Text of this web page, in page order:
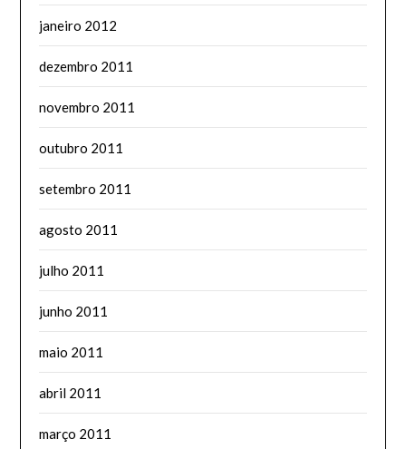
janeiro 2012
dezembro 2011
novembro 2011
outubro 2011
setembro 2011
agosto 2011
julho 2011
junho 2011
maio 2011
abril 2011
março 2011